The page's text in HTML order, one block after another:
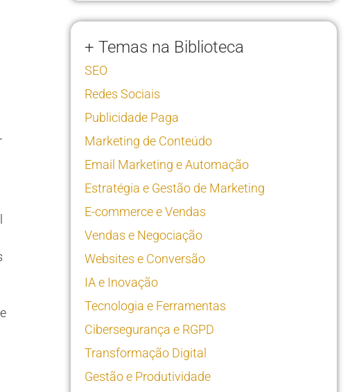
+ Temas na Biblioteca
SEO
Redes Sociais
Publicidade Paga
Marketing de Conteúdo
Email Marketing e Automação
Estratégia e Gestão de Marketing
E-commerce e Vendas
Vendas e Negociação
Websites e Conversão
IA e Inovação
Tecnologia e Ferramentas
Cibersegurança e RGPD
Transformação Digital
Gestão e Produtividade